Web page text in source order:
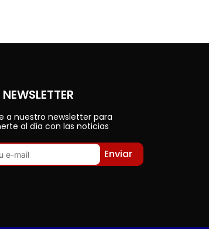
NEWSLETTER
a nuestro newsletter para
al día con las noticias
Enviar